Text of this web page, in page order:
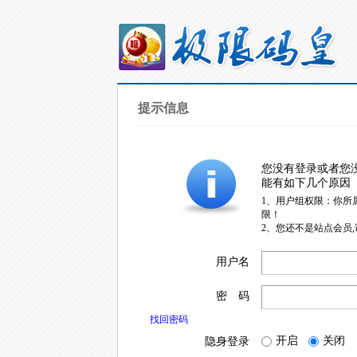
提示信息
您没有登录或者您
能有如下几个原因
1、用户组权限：你所
限！
2、您还不是站点会员
用户名
密 码
找回密码
隐身登录 开启 关闭